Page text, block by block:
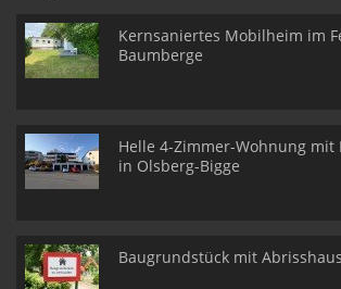
Kernsaniertes Mobilheim im
Baumberge
Helle 4-Zimmer-Wohnung mit
in Olsberg-Bigge
Baugrundstück mit